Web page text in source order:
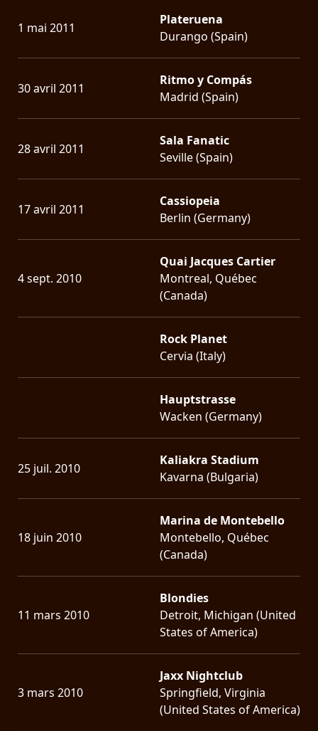
1 mai 2011
Plateruena
Durango (Spain)
30 avril 2011
Ritmo y Compás
Madrid (Spain)
28 avril 2011
Sala Fanatic
Seville (Spain)
17 avril 2011
Cassiopeia
Berlin (Germany)
4 sept. 2010
Quai Jacques Cartier
Montreal, Québec
(Canada)
Rock Planet
Cervia (Italy)
Hauptstrasse
Wacken (Germany)
25 juil. 2010
Kaliakra Stadium
Kavarna (Bulgaria)
18 juin 2010
Marina de Montebello
Montebello, Québec
(Canada)
11 mars 2010
Blondies
Detroit, Michigan (United
States of America)
3 mars 2010
Jaxx Nightclub
Springfield, Virginia
(United States of America)